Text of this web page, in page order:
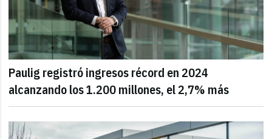
Paulig registró ingresos récord en 2024
alcanzando los 1.200 millones, el 2,7% más